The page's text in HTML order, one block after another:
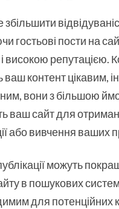
гостьові пости на
високою репутацією.
контент цікавим,
вони з більшою
ваш сайт для
або вивчення ваших
можуть
в пошукових
для потенційних